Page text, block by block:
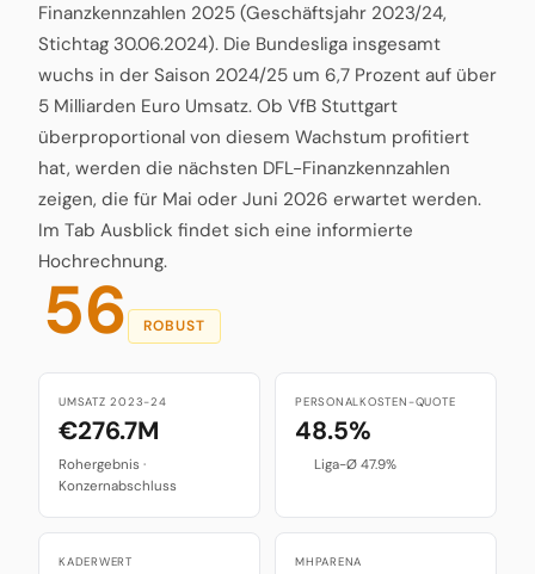
Finanzkennzahlen 2025 (Geschäftsjahr 2023/24,
Stichtag 30.06.2024). Die Bundesliga insgesamt
wuchs in der Saison 2024/25 um 6,7 Prozent auf über
5 Milliarden Euro Umsatz. Ob VfB Stuttgart
überproportional von diesem Wachstum profitiert
hat, werden die nächsten DFL-Finanzkennzahlen
zeigen, die für Mai oder Juni 2026 erwartet werden.
Im Tab Ausblick findet sich eine informierte
Hochrechnung.
56 ROBUST
UMSATZ 2023-24
€276.7M
Rohergebnis ·
Konzernabschluss
PERSONALKOSTEN-QUOTE
48.5%
Liga-Ø 47.9%
KADERWERT MHPARENA